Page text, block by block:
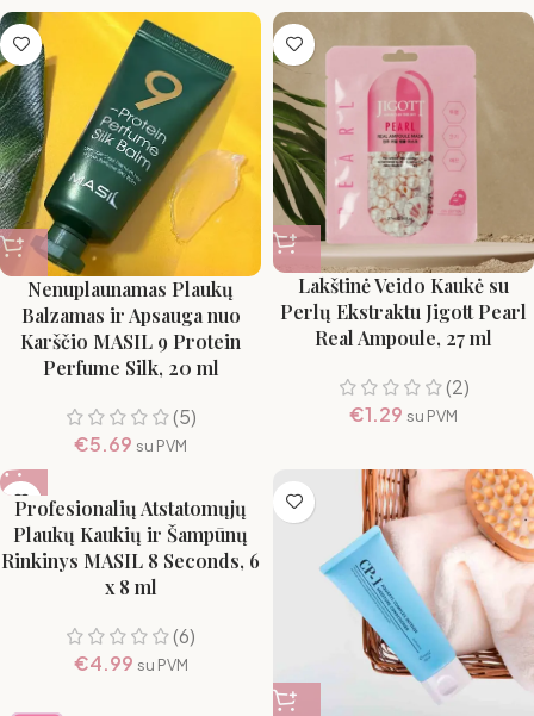
Nenuplaunamas Plaukų
Balzamas ir Apsauga nuo
Karščio MASIL 9 Protein
Perfume Silk, 20 ml
(5)
€5.69 su PVM
Lakštinė Veido Kaukė su
Perlų Ekstraktu Jigott Pearl
Real Ampoule, 27 ml
(2)
€1.29 su PVM
Profesionalių Atstatomųjų
Plaukų Kaukių ir Šampūnų
Rinkinys MASIL 8 Seconds, 6
x 8 ml
(6)
€4.99 su PVM